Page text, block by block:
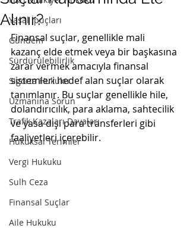
Yasal İpuçları
Gündem
Sürdürülebilirlik
Sigorta Hukuku
Uzmanına Sorun
Trafik Kazaları Davaları
Hukuksal Terimler
Vergi Hukuku
Sulh Ceza
Finansal Suçlar
Aile Hukuku
Alınır?
Finansal suçlar, genellikle mali
kazanç elde etmek veya bir başkasına
zarar vermek amacıyla finansal
sistemleri hedef alan suçlar olarak
tanımlanır. Bu suçlar genellikle hile,
dolandırıcılık, para aklama, sahtecilik
ve yasa dışı para transferleri gibi
faaliyetleri içerebilir.